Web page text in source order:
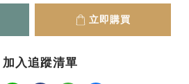
立即購買
加入追蹤清單